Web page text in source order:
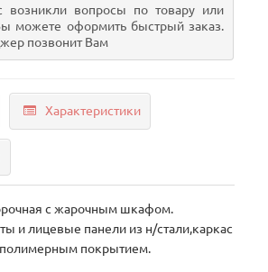
возникли вопросы по товару или
можете оформить быстрый заказ.
позвонит Вам
Характеристики
с жарочным шкафом.
и лицевые панели из н/стали,каркас
покрытием.